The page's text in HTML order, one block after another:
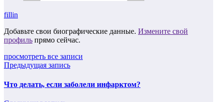
fillin
Добавьте свои биографические данные. Измените свой
профиль прямо сейчас.
просмотреть все записи
Предыдущая запись
Что делать, если заболели инфарктом?